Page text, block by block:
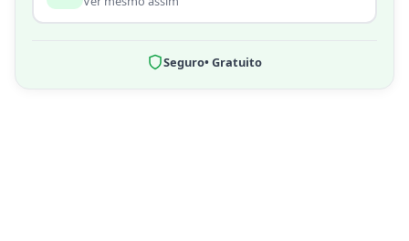
Seguro• Gratuito